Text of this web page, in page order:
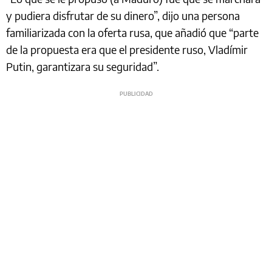
y pudiera disfrutar de su dinero”, dijo una persona
familiarizada con la oferta rusa, que añadió que “parte
de la propuesta era que el presidente ruso, Vladímir
Putin, garantizara su seguridad”.